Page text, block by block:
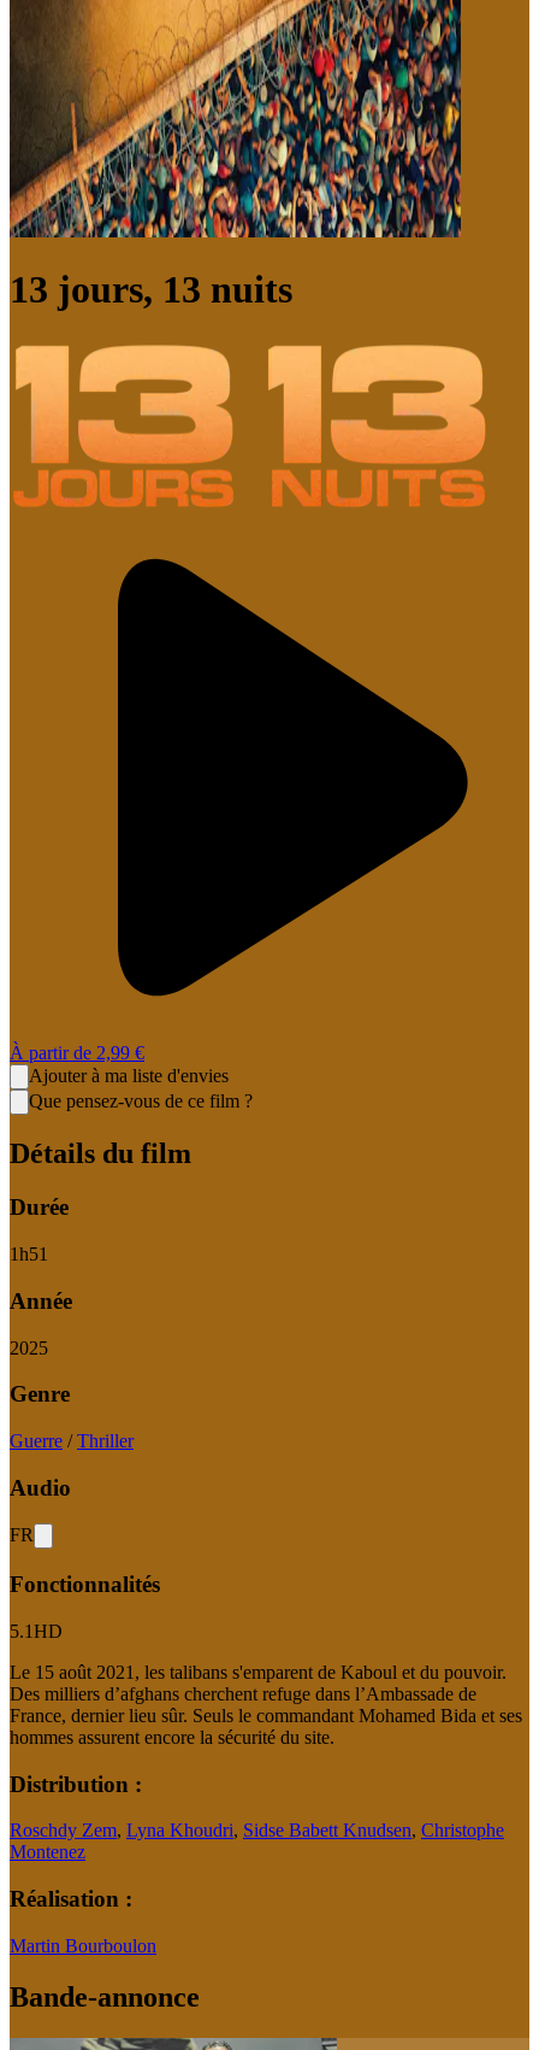
13 jours, 13 nuits
À partir de 2,99 €
Ajouter à ma liste d'envies
Que pensez-vous de ce film ?
Détails du film
Durée
1h51
Année
2025
Genre
Guerre /Thriller
Audio
FR
Fonctionnalités
5.1HD
Le 15 août 2021, les talibans s'emparent de Kaboul et du pouvoir.
Des milliers d’afghans cherchent refuge dans l’Ambassade de
France, dernier lieu sûr. Seuls le commandant Mohamed Bida et ses
hommes assurent encore la sécurité du site.
Distribution :
Roschdy Zem, Lyna Khoudri, Sidse Babett Knudsen, Christophe
Montenez
Réalisation :
Martin Bourboulon
Bande-annonce